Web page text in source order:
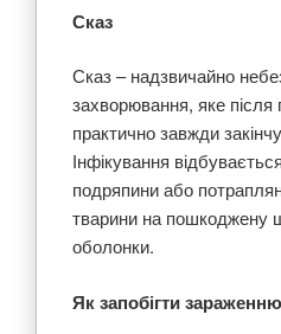
Сказ
Сказ – надзвичайно
захворювання, яке після
практично завжди
Інфікування
подряпини або
тварини на пошкоджену
оболонки.
Як запобігти